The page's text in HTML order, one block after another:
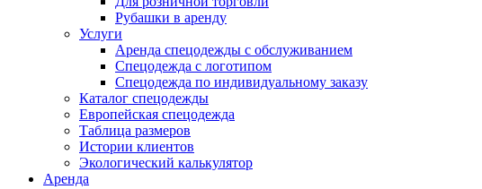
Рубашки в аренду
Услуги
Аренда спецодежды с обслуживанием
Спецодежда с логотипом
Спецодежда по индивидуальному заказу
Каталог спецодежды
Европейская спецодежда
Таблица размеров
Истории клиентов
Экологический калькулятор
Аренда